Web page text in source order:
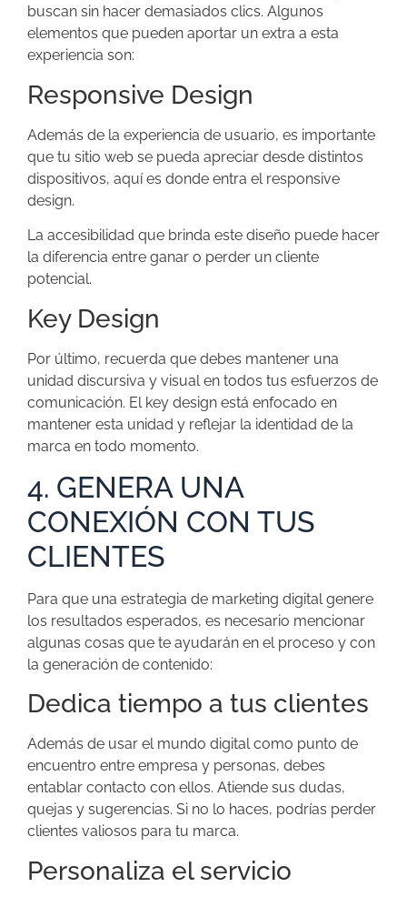
buscan sin hacer demasiados clics. Algunos
elementos que pueden aportar un extra a esta
experiencia son:
Responsive Design
Además de la experiencia de usuario, es importante
que tu sitio web se pueda apreciar desde distintos
dispositivos, aquí es donde entra el responsive
design.
La accesibilidad que brinda este diseño puede hacer
la diferencia entre ganar o perder un cliente
potencial.
Key Design
Por último, recuerda que debes mantener una
unidad discursiva y visual en todos tus esfuerzos de
comunicación. El key design está enfocado en
mantener esta unidad y reflejar la identidad de la
marca en todo momento.
4. GENERA UNA
CONEXIÓN CON TUS
CLIENTES
Para que una estrategia de marketing digital genere
los resultados esperados, es necesario mencionar
algunas cosas que te ayudarán en el proceso y con
la generación de contenido:
Dedica tiempo a tus clientes
Además de usar el mundo digital como punto de
encuentro entre empresa y personas, debes
entablar contacto con ellos. Atiende sus dudas,
quejas y sugerencias. Si no lo haces, podrías perder
clientes valiosos para tu marca.
Personaliza el servicio